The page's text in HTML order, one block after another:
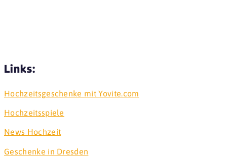
Links:
Hochzeitsgeschenke mit Yovite.com
Hochzeitsspiele
News Hochzeit
Geschenke in Dresden